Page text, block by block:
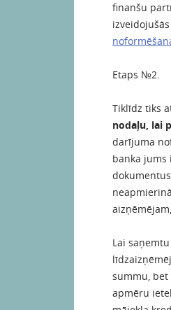
finanšu
Etaps №2.
Tiklīdz tiks
nodaļu, lai
darījuma
banka jums
Lai
summu,
apmēru